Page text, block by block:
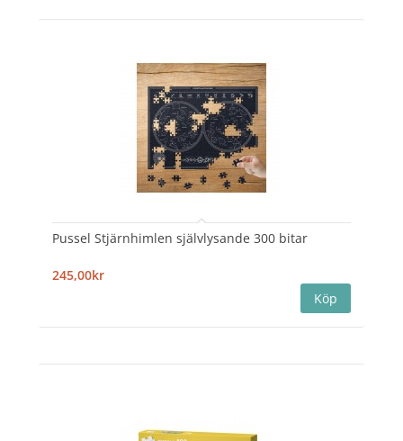
Pussel Stjärnhimlen självlysande 300 bitar
245,00kr